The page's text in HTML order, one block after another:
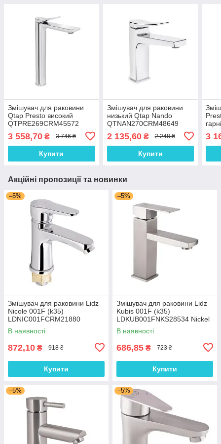
Змішувач для раковини
Qtap Presto високий
QTPRE269CRM45572
3 558,70 ₴ 3 746 ₴
Купити
Змішувач для раковини
низький Qtap Nando
QTNAN270CRM48649
2 135,60₴ 2 248 ₴
Купити
3
Акційні пропозиції та новинки
–5%
Змішувач для раковини Lidz
Nicole 001F (k35)
LDNIC001FCRM21880
Chrome
В наявності
872,10 ₴ 918 ₴
Купити
–5%
Змішувач для раковини Lidz
Kubis 001F (k35)
LDKUB001FNKS28534 Nickel
В наявності
686,85 ₴ 723 ₴
Купити
–5% –5%